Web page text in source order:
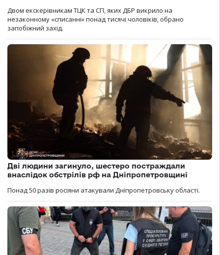
Двом екскерівникам ТЦК та СП, яких ДБР викрило на
незаконному «списанні» понад тисячі чоловіків, обрано
запобіжний захід.
Дві людини загинуло, шестеро постраждали
внаслідок обстрілів рф на Дніпропетровщині
Понад 50 разів росіяни атакували Дніпропетровську області.